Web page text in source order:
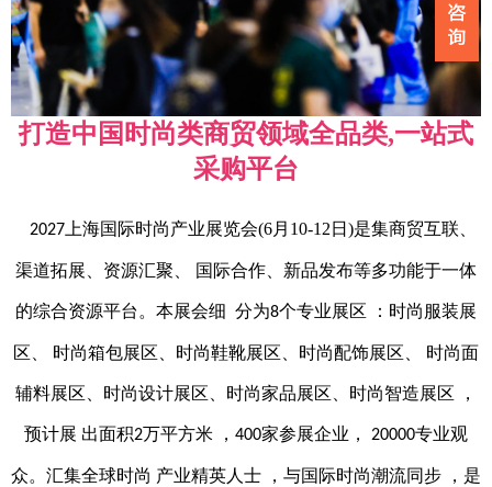
心
我
们
打造中国时尚类商贸领域全品类,一站式
采购平台
2027上海国际时尚产业展览会(6月10-12日)是集商贸互联、
渠道拓展、资源汇聚、 国际合作、新品发布等多功能于一体
的综合资源平台。本展会细 分为8个专业展区 ：时尚服装展
区 、 时尚箱包展区 、时尚鞋靴展区 、时尚配饰展区 、 时尚面
辅料展区 、时尚设计展区 、时尚家品展区 、时尚智造展区 ，
预计展 出面积2万平方米 ， 400家参展企业， 20000专业观
众。汇集全球时尚 产业精英人士 ，与国际时尚潮流同步 ，是